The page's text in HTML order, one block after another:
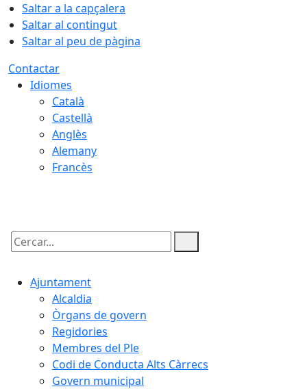
Saltar a la capçalera
Saltar al contingut
Saltar al peu de pàgina
Contactar
Idiomes
Català
Castellà
Anglès
Alemany
Francès
Cercar:
Ajuntament
Alcaldia
Òrgans de govern
Regidories
Membres del Ple
Codi de Conducta Alts Càrrecs
Govern municipal